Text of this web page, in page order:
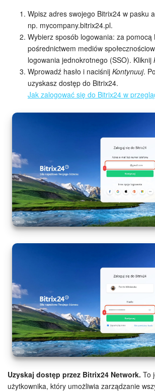
Strony internetowe
Firma
Automatyzacja
Subskrypcja
Aplikacja desktopowa
Widżet pracownika
Baza Wiedzy
CRM + Sklep internetowy
Wsparcie Bitrix24
AI CoPilot
Wpisz adres swojego Bitrix24 w pasku
np. mycompany.bitrix24.pl.
Wybierz sposób logowania: za pomocą
pośrednictwem mediów
logowania jednokrotnego (SSO). Kliknij
Wprowadź hasło i naciśnij Kontynuuj.
uzyskasz dostęp do Bitrix24.
Jak zalogować się do Bitrix24 w
Uzyskaj dostęp przez Bitrix24 Network. To
użytkownika, który umożliwia zarządzanie